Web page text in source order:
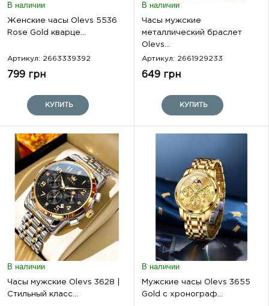
В наличии
Женские часы Olevs 5536
Rose Gold кварце...
Артикул: 2663339392
799 грн
КУПИТЬ
В наличии
Часы мужские
металлический браслет
Olevs...
Артикул: 2661929233
649 грн
КУПИТЬ
В наличии
Часы мужские Olevs 3628 |
Стильный класс...
В наличии
Мужские часы Olevs 3655
Gold с хронограф...